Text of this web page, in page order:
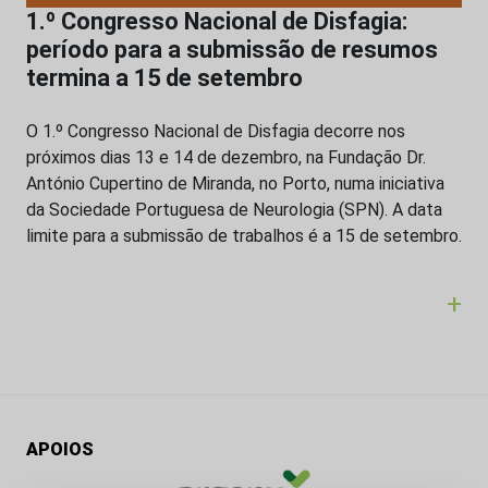
1.º Congresso Nacional de Disfagia:
período para a submissão de resumos
termina a 15 de setembro
O 1.º Congresso Nacional de Disfagia decorre nos
próximos dias 13 e 14 de dezembro, na Fundação Dr.
António Cupertino de Miranda, no Porto, numa iniciativa
da Sociedade Portuguesa de Neurologia (SPN). A data
limite para a submissão de trabalhos é a 15 de setembro.
+
APOIOS